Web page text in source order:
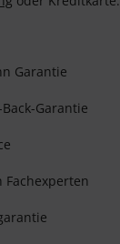
Garantie
Garantie